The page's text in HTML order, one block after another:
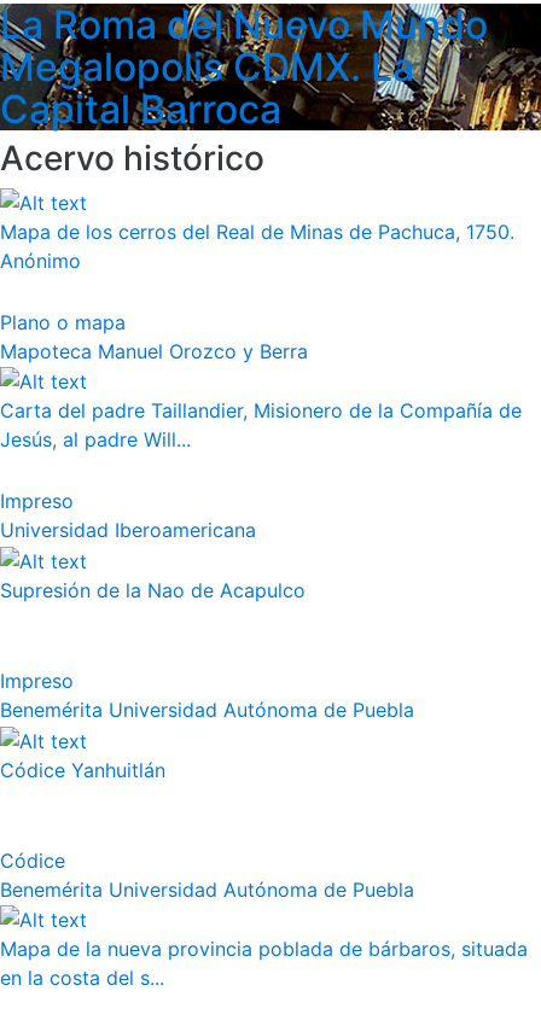
La Roma del Nuevo Mundo
Megalopolis CDMX. La
Capital Barroca
Acervo histórico
Mapa de los cerros del Real de Minas de Pachuca, 1750.
Anónimo
Plano o mapa
Mapoteca Manuel Orozco y Berra
Carta del padre Taillandier, Misionero de la Compañía de
Jesús, al padre Will...
Impreso
Universidad Iberoamericana
Supresión de la Nao de Acapulco
Impreso
Benemérita Universidad Autónoma de Puebla
Códice Yanhuitlán
Códice
Benemérita Universidad Autónoma de Puebla
Mapa de la nueva provincia poblada de bárbaros, situada
en la costa del s...